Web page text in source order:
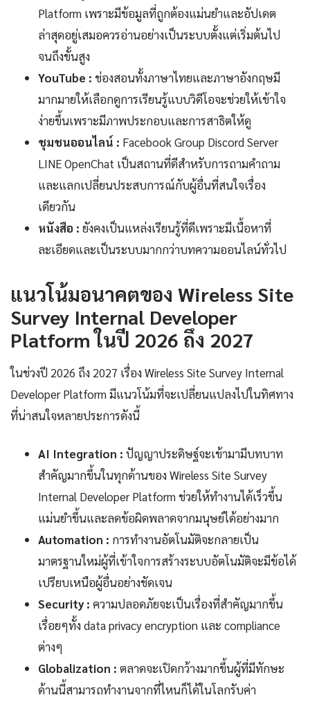
Platform เพราะมีข้อมูลที่ถูกต้องแม่นยำและอัปเดต
ล่าสุดอยู่เสมอควรอ่านอย่างเป็นระบบตั้งแต่เริ่มต้นไป
จนถึงขั้นสูง
YouTube : ช่องสอนทั้งภาษาไทยและภาษาอังกฤษมี
มากมายให้เลือกดูการเรียนรู้แบบวิดีโอจะช่วยให้เข้าใจ
ง่ายขึ้นเพราะมีภาพประกอบและการสาธิตให้ดู
ชุมชนออนไลน์ : Facebook Group Discord Server
LINE OpenChat เป็นสถานที่ดีสำหรับการถามคำถาม
และแลกเปลี่ยนประสบการณ์กับผู้อื่นที่สนใจเรื่อง
เดียวกัน
หนังสือ : ยังคงเป็นแหล่งเรียนรู้ที่ดีเพราะมีเนื้อหาที่
ละเอียดและเป็นระบบมากกว่าบทความออนไลน์ทั่วไป
แนวโน้มอนาคตของ Wireless Site
Survey Internal Developer
Platform ในปี 2026 ถึง 2027
ในช่วงปี 2026 ถึง 2027 เรื่อง Wireless Site Survey Internal
Developer Platform มีแนวโน้มที่จะเปลี่ยนแปลงไปในทิศทาง
ที่น่าสนใจหลายประการดังนี้
AI Integration : ปัญญาประดิษฐ์จะเข้ามามีบทบาท
สำคัญมากขึ้นในทุกด้านของ Wireless Site Survey
Internal Developer Platform ช่วยให้ทำงานได้เร็วขึ้น
แม่นยำขึ้นและลดข้อผิดพลาดจากมนุษย์ได้อย่างมาก
Automation : การทำงานอัตโนมัติจะกลายเป็น
มาตรฐานใหม่ผู้ที่เข้าใจการสร้างระบบอัตโนมัติจะมีข้อได้
เปรียบเหนือผู้อื่นอย่างชัดเจน
Security : ความปลอดภัยจะเป็นเรื่องที่สำคัญมากขึ้น
เรื่อยๆทั้ง data privacy encryption และ compliance
ต่างๆ
Globalization : ตลาดจะเปิดกว้างมากขึ้นผู้ที่มีทักษะ
ด้านนี้สามารถทำงานจากที่ไหนก็ได้ในโลกรับค่า